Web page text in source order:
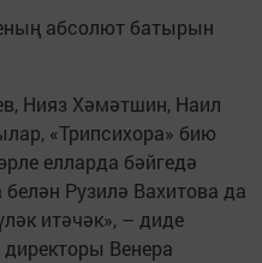
абсолют батырын
Нияз Хәмәтшин, Наил
«Трипсихора» бию
елларда бәйгедә
Рузилә Вахитова да
итәчәк», – диде
Венера